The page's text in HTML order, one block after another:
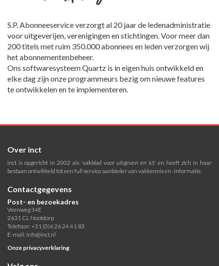
S.P. Abonneeservice verzorgt al 20 jaar de ledenadministratie
voor uitgeverijen, verenigingen en stichtingen. Voor meer dan
200 titels met ruim 350.000 abonnees en leden verzorgen wij
het abonnementenbeheer.
Ons softwaresysteem Quartz is in eigen huis ontwikkeld en
elke dag zijn onze programmeurs bezig om nieuwe features
te ontwikkelen en te implementeren.
Over inct
inct is opgericht in 2002 als 'vakblad voor uitgeven en ict' en heeft zich in haar
bestaan ontwikkeld tot een full service aanbieder van vakkennis en -informatie.
Contactgegevens
Post- en bezoekadres
Veenweg 34E
2631 CL Nootdorp
Telefoon: +31 (0)6 26 24 41 83
E-mail: info@inct.nl
Onze privacyverklaring